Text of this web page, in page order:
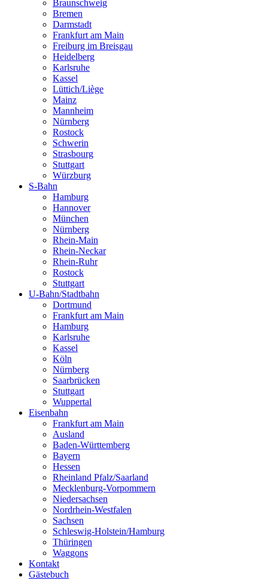
Braunschweig
Bremen
Darmstadt
Frankfurt am Main
Freiburg im Breisgau
Heidelberg
Karlsruhe
Kassel
Lüttich/Liège
Mainz
Mannheim
Nürnberg
Rostock
Schwerin
Strasbourg
Stuttgart
Würzburg
S-Bahn
Hamburg
Hannover
München
Nürnberg
Rhein-Main
Rhein-Neckar
Rhein-Ruhr
Rostock
Stuttgart
U-Bahn/Stadtbahn
Dortmund
Frankfurt am Main
Hamburg
Karlsruhe
Kassel
Köln
Nürnberg
Saarbrücken
Stuttgart
Wuppertal
Eisenbahn
Frankfurt am Main
Ausland
Baden-Württemberg
Bayern
Hessen
Rheinland Pfalz/Saarland
Mecklenburg-Vorpommern
Niedersachsen
Nordrhein-Westfalen
Sachsen
Schleswig-Holstein/Hamburg
Thüringen
Waggons
Kontakt
Gästebuch